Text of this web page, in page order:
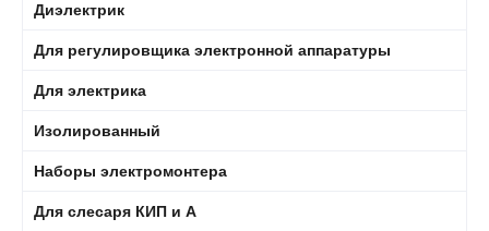
Диэлектрик
Для регулировщика электронной аппаратуры
Для электрика
Изолированный
Наборы электромонтера
Для слесаря КИП и А